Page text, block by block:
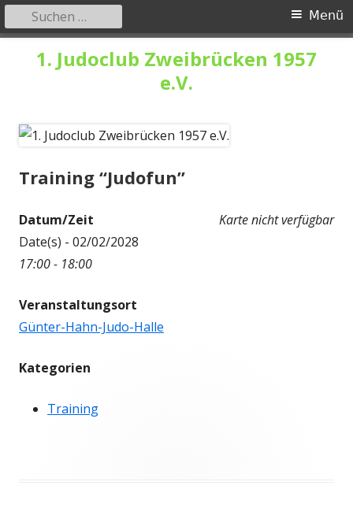
1. Judoclub Zweibrücken 1957
e.V.
Primäres
Menü
Menü
Suchen
nach:
Training “Judofun”
Karte nicht verfügbar
Datum/Zeit
Date(s) - 02/02/2028
17:00 - 18:00
Veranstaltungsort
Günter-Hahn-Judo-Halle
Kategorien
Training